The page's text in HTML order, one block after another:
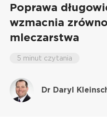
Poprawa
wzmacnia
mleczarstwa
5 minut czytania
Dr Daryl